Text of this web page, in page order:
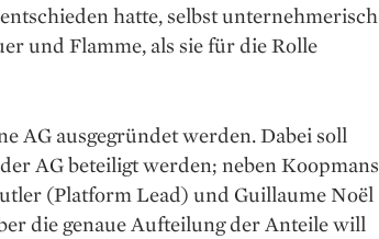
hatte, selbst unternehmerisch
und Flamme, als sie für die Rolle
AG ausgegründet werden. Dabei soll
AG beteiligt werden; neben Koopmans
(Platform Lead) und Guillaume Noël
die genaue Aufteilung der Anteile will